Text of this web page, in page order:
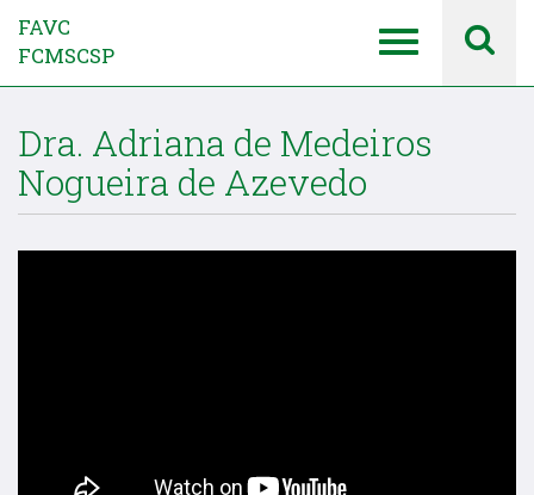
FAVC
FCMSCSP
Dra. Adriana de Medeiros
Nogueira de Azevedo